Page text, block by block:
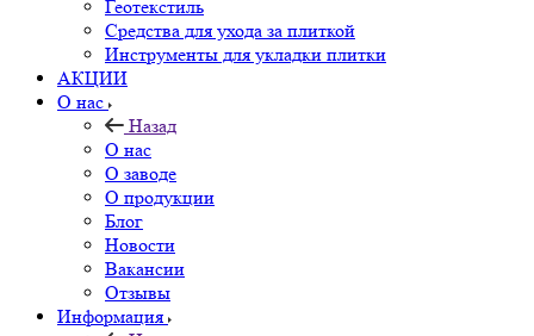
Геотекстиль
Средства для ухода за плиткой
Инструменты для укладки плитки
АКЦИИ
О нас
Назад
О нас
О заводе
О продукции
Блог
Новости
Вакансии
Отзывы
Информация